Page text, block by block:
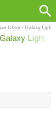
Обои / Galaxy Light
Light